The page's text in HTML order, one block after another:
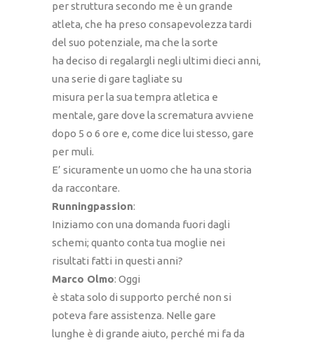
per struttura secondo me è un grande
atleta, che ha preso consapevolezza tardi
del suo potenziale, ma che la sorte
ha deciso di regalargli negli ultimi dieci anni,
una serie di gare tagliate su
misura per la sua tempra atletica e
mentale, gare dove la scrematura avviene
dopo 5 o 6 ore e, come dice lui stesso, gare
per muli.
E’ sicuramente un uomo che ha una storia
da raccontare.
Runningpassion:
Iniziamo con una domanda fuori dagli
schemi; quanto conta tua moglie nei
risultati fatti in questi anni?
Marco Olmo: Oggi
è stata solo di supporto perché non si
poteva fare assistenza. Nelle gare
lunghe è di grande aiuto, perché mi fa da